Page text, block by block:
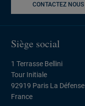
CONTACTEZ NOUS
Siège social
1 Terrasse Bellini
Tour Initiale
92919 Paris La Défense
France